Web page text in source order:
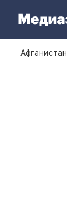
Афганистан